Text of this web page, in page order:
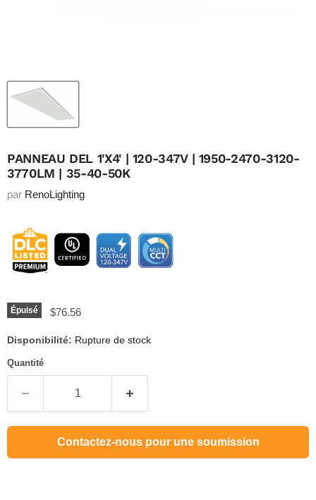
PANNEAU DEL 1'X4' | 120-347V | 1950-2470-3120-
3770LM | 35-40-50K
par RenoLighting
Épuisé Prix actuel
$76.56
Disponibilité: Rupture de stock
Quantité
Contactez-nous pour une soumission